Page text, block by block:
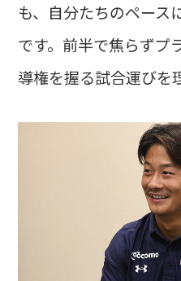
も、自分たちのペース
です。前半で焦らずプ
導権を握る試合運びを